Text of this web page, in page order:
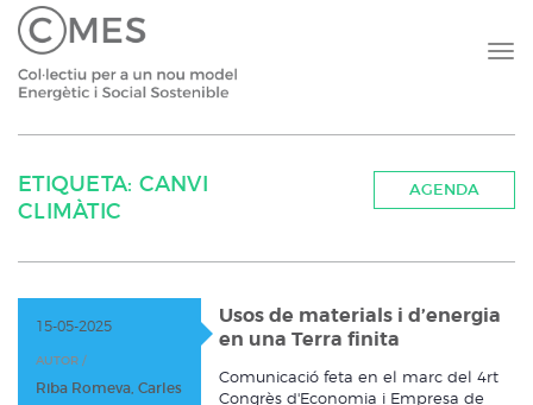
ETIQUETA: CANVI
CLIMÀTIC
AGENDA
15-05-2025
AUTOR /
Riba Romeva, Carles
Usos de materials i d’energia
en una Terra finita
Comunicació feta en el marc del 4rt
Congrès d'Economia i Empresa de